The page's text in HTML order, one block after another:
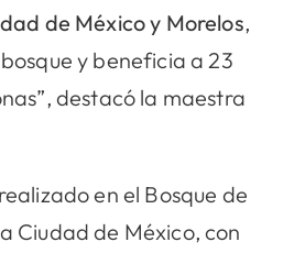
de México y Morelos,
y beneficia a 23
destacó la maestra
en el Bosque de
Ciudad de México, con